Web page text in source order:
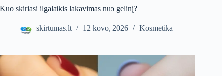
Kuo skiriasi ilgalaikis lakavimas nuo gelinį?
skirtumas.lt 12 kovo, 2026 Kosmetika